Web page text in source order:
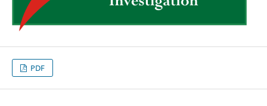
PDF